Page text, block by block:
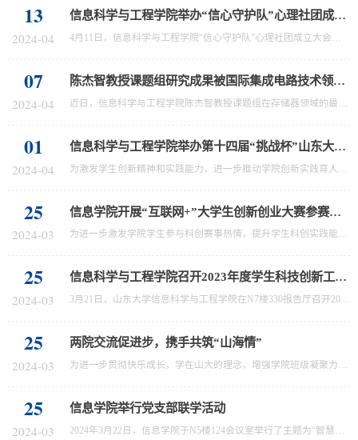
13
2024-04
信息科学与工程学院举办“信心守护队”心理社团成立大会暨全体心理委员培训会
4月11日，信息科学与工程学院“信心守护队”心理社团成立大会暨全体心理委员培训会在振声苑E206举行。山东大学（青岛）心理健康教育与咨询中心专职教师于路心，信息科学与工程学院学工办主任、心理辅导员周苗苗，辅导员李金珊，以及学院全体心理委员参会。首先，周苗苗介绍了学院成立“信心守护队”心理社团的重要意义，表达了学院对学生心理工作的高度重视。她强调，社团的负责同学要有担当精神和责任意识，要充分认识到心理工...
07
2024-04
陈杰智教授课题组研究成果被国际集成电路技术领域顶级会议VLSl录用
近日，信息科学与工程学院陈杰智教授课题组在存储器领域的最新研究成果《First Demonstration of BEOL-Compatible 3D Vertical FeNOR》与《Unveiling Cryogenic Performance (4 to 300 K) towards Ultra-thin Ferroelectric HZO: Novel Kinetic Barrier Engineering and Underlying Mechanism》被集成电路技术领域国际顶级会议VLSI Symposium 2024接收。该研究工作由山东大学、新加坡国立大学等单位共同合作完成，山东大学17级...
01
2024-04
信息科学与工程学院举办第十四届“挑战杯”山东大学大学生创业计划竞赛院赛
25
2024-03
信息学院开展“互联网+”大学生创新创业大赛参赛培训讲座
为进一步激发学院学生参与科创赛事热情，提升学生科创实践能力，深化学院创新实践育人实效，信息学院于3月21日在N7楼330报告厅举办“互联网+”大学生创新创业大赛参赛培训讲座。本次讲座邀请了校团委创新创业实践育人工作负责人、“互联网+”国家专家库成员、赛事校内负责人南东周主讲，信息学院党委副书记李鸿娟、参赛队伍指导教师代表、辅导员以及各年级学生代表参加会议。会上，南东周系统地梳理了“互联网+”和“挑战杯”两...
25
2024-03
信息科学与工程学院召开2023年度学生科技创新工作表彰大会
3月21日，山东大学信息科学与工程学院在N7楼330报告厅召开2023年度学生科技创新工作表彰大会。信息学院党委书记李德春、院长陈杰智、领导班子成员、校团委创新创业实践育人工作负责人、学院竞赛队伍指导教师、辅导员、获奖学生、获奖团队代表以及学院学生代表参加大会。会议由学院研究生辅导员李金珊主持。表彰大会在庄严的国歌声中拉开帷幕。学院党委书记李德春致辞。他对在科技创新赛事中取得优异成绩的学生表示热烈的祝贺。...
25
2024-03
两院交流促进步，携手共筑“山海情”
为进一步贯彻快乐成长，学在山大的理念，增强学院班级凝聚力建设，促进同学们之间的交流，缓解学习压力，凝聚奋进力量，增进与兄弟高校的情谊。3月23日，中国海洋大学2022级电子信息类1班来到山东大学青岛校区与山东大学信息科学与工程学院通信1班开展研学交流活动。中国海洋大学来访的师生们在简单的参观完山东大学青岛校区的运动场馆后，一场篮球友谊赛在青岛校区综合体育馆拉开序幕。伴随着一声哨响，双方队员立刻进入激烈的...
25
2024-03
信息学院举行党支部联学活动